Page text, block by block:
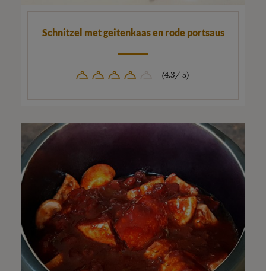
Schnitzel met geitenkaas en rode portsaus
(4.3/ 5)